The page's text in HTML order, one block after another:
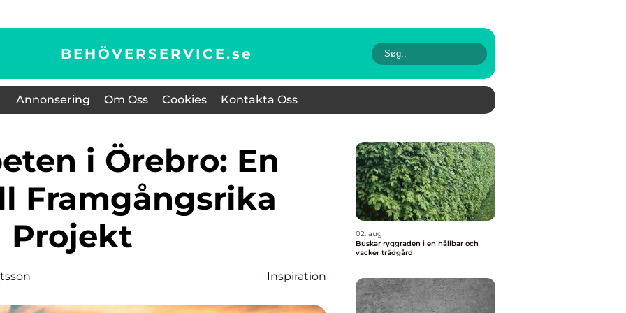
BEHÖVERSERVICE.se
Annonsering Om Oss Cookies Kontakta Oss
Framgångsrika
Projekt
Inspiration
02. aug
Buskar ryggraden i en hållbar och
vacker trädgård